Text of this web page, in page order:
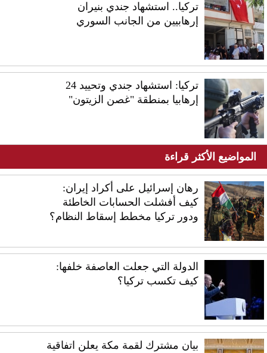
تركيا.. استشهاد جندي بنيران
إرهابيين من الجانب السوري
تركيا: استشهاد جندي وتحييد 24
إرهابيا بمنطقة "غصن الزيتون"
المواضيع الأكثر قراءة
رهان إسرائيل على أكراد إيران:
كيف أفشلت الحسابات الخاطئة
ودور تركيا مخطط إسقاط النظام؟
الدولة التي جعلت العاصفة خلفها:
كيف تكسب تركيا؟
بيان مشترك لقمة مكة يعلن اتفاقية